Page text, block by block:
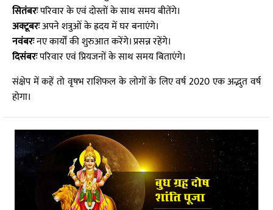
सितंबरःपरिवार के एवं दोस्तों के साथ समय बीतेंगे।
अक्टूबरःअपने शत्रुओं के ह्रदय में घर बनाएंगे।
नवंबरःनए कार्यों की शुरुआत करेंगे। प्रसन्न रहेंगे।
दिसंबरःपरिवार एवं प्रियजनों के साथ समय बिताएंगे।
संक्षेप में कहें तो वृषभ राशिफल के लोगों के लिए वर्ष 2020 एक अद्भुत वर्ष
होगा।